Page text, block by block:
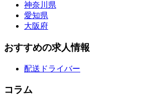
神奈川県
愛知県
大阪府
おすすめの求人情報
配送ドライバー
コラム